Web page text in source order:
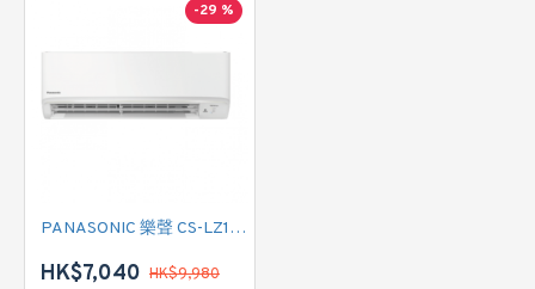
-29 %
PANASONIC 樂聲 CS-LZ12ZKA 匹半 Smaller 系列 WIFI智能變頻冷暖掛牆分體式冷氣機 (附遙控)
HK$7,040 HK$9,980